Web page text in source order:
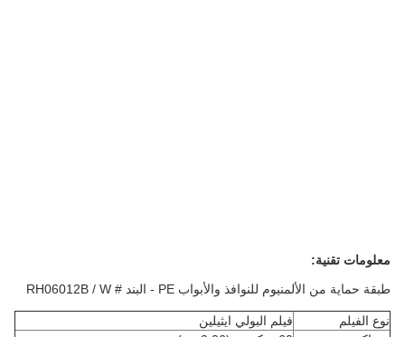
معلومات تقنية:
طبقة حماية من الألمنيوم للنوافذ والأبواب PE - البند # RH06012B / W
نوع الفيلم
فيلم البولي ايثيلين